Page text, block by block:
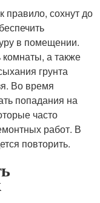
правило, сохнут до
в помещении.
комнаты, а также
грунта
Во время
попадания на
часто
работ. В
повторить.